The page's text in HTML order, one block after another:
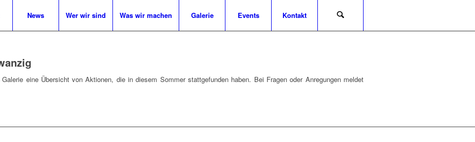
News Wer wir sind Was wir machen Galerie Events Kontakt
eine Übersicht von Aktionen, die in diesem Sommer stattgefunden haben. Bei Fragen oder Anregungen meldet